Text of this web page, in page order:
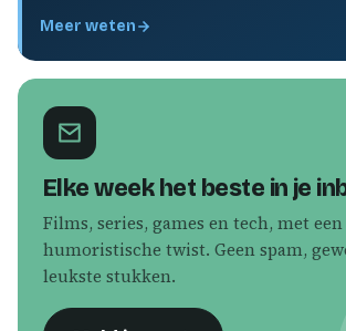
Meer weten
Elke week het beste in je
Films, series, games en tech, met een
humoristische twist. Geen spam,
leukste stukken.